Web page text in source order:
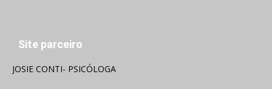
Site parceiro
JOSIE CONTI- PSICÓLOGA